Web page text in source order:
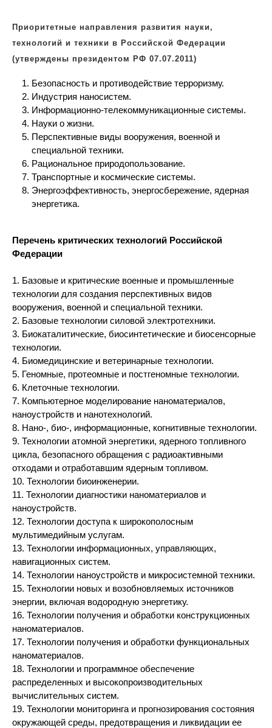
Приоритетные направления развития науки,
технологий и техники в Российской Федерации
(утверждены президентом РФ 07.07.2011)
Безопасность и противодействие терроризму.
Индустрия наносистем.
Информационно-телекоммуникационные системы.
Науки о жизни.
Перспективные виды вооружения, военной и
специальной техники.
Рациональное природопользование.
Транспортные и космические системы.
Энергоэффективность, энергосбережение, ядерная
энергетика.
Перечень критических технологий Российской
Федерации
1. Базовые и критические военные и промышленные
технологии для создания перспективных видов
вооружения, военной и специальной техники.
2. Базовые технологии силовой электротехники.
3. Биокаталитические, биосинтетические и биосенсорные
технологии.
4. Биомедицинские и ветеринарные технологии.
5. Геномные, протеомные и постгеномные технологии.
6. Клеточные технологии.
7. Компьютерное моделирование наноматериалов,
наноустройств и нанотехнологий.
8. Нано-, био-, информационные, когнитивные технологии.
9. Технологии атомной энергетики, ядерного топливного
цикла, безопасного обращения с радиоактивными
отходами и отработавшим ядерным топливом.
10. Технологии биоинженерии.
11. Технологии диагностики наноматериалов и
наноустройств.
12. Технологии доступа к широкополосным
мультимедийным услугам.
13. Технологии информационных, управляющих,
навигационных систем.
14. Технологии наноустройств и микросистемной техники.
15. Технологии новых и возобновляемых источников
энергии, включая водородную энергетику.
16. Технологии получения и обработки конструкционных
наноматериалов.
17. Технологии получения и обработки функциональных
наноматериалов.
18. Технологии и программное обеспечение
распределенных и высокопроизводительных
вычислительных систем.
19. Технологии мониторинга и прогнозирования состояния
окружающей среды, предотвращения и ликвидации ее